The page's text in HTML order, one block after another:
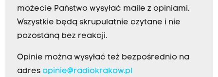
możecie Państwo wysyłać maile z opiniami.
Wszystkie będą skrupulatnie czytane i nie
pozostaną bez reakcji.
Opinie można wysyłać też bezpośrednio na
adres opinie@radiokrakow.pl